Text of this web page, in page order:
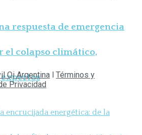
respuesta de emergencia
el colapso climático,
Qi Argentina
Términos y
Privacidad